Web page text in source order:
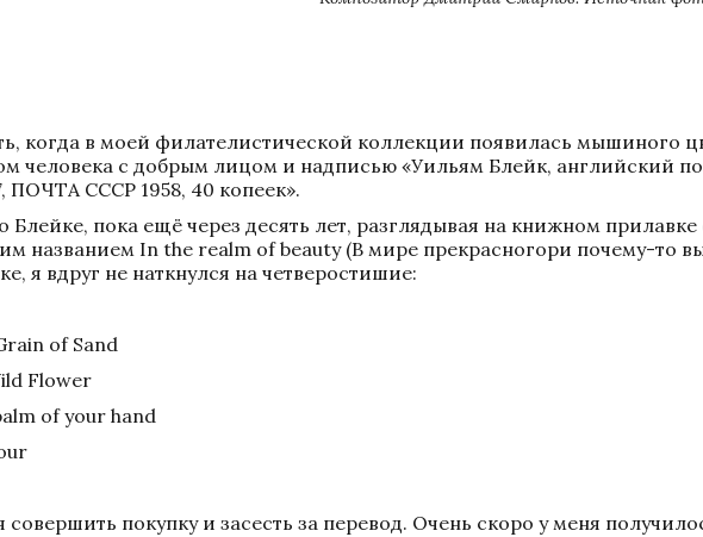
когда в моей филателистической коллекции появилась мышиного
человека с добрым лицом и надписью «Уильям Блейк, английский
ПОЧТА СССР 1958, 40 копеек».
Блейке, пока ещё через десять лет, разглядывая на книжном прилавке
названием In the realm of beauty (В мире прекрасногори почему-то
я вдруг не наткнулся на четверостишие:
of Sand
Flower
of your hand
совершить покупку и засесть за перевод. Очень скоро у меня